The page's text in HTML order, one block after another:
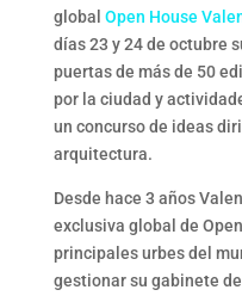
global Open House
días 23 y 24 de octubre
puertas de más de 50
por la ciudad y
un concurso de ideas
arquitectura.
Desde hace 3 años
exclusiva global de
principales urbes del
gestionar su gabinete